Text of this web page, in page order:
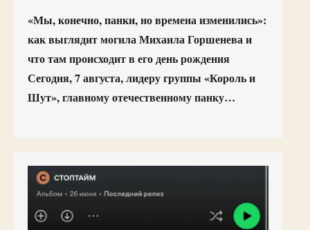
«Мы, конечно, панки, но времена изменились»:
как выглядит могила Михаила Горшенева и
что там происходит в его день рождения
Сегодня, 7 августа, лидеру группы «Король и
Шут», главному отечественному панку…